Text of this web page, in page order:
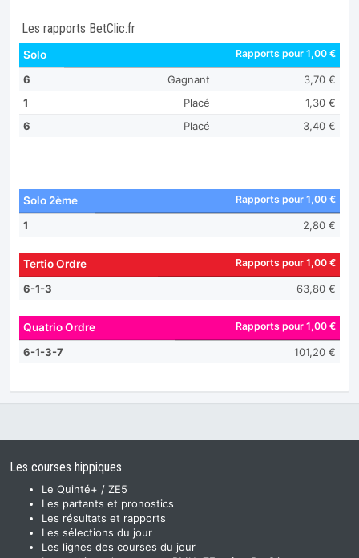
Les rapports BetClic.fr
Solo Rapports pour 1,00 €
6 Gagnant
3,70 €
1
Placé
1,30 €
6
Placé 3,40 €
Solo 2ème Rapports pour 1,00 €
1 2,80 €
Tertio Ordre Rapports pour 1,00 €
6-1-3 63,80 €
Quatrio Ordre Rapports pour 1,00 €
6-1-3-7 101,20 €
Les courses hippiques
Le Quinté+ / ZE5
Les partants et pronostics
Les résultats et rapports
Les sélections du jour
Les lignes des courses du jour